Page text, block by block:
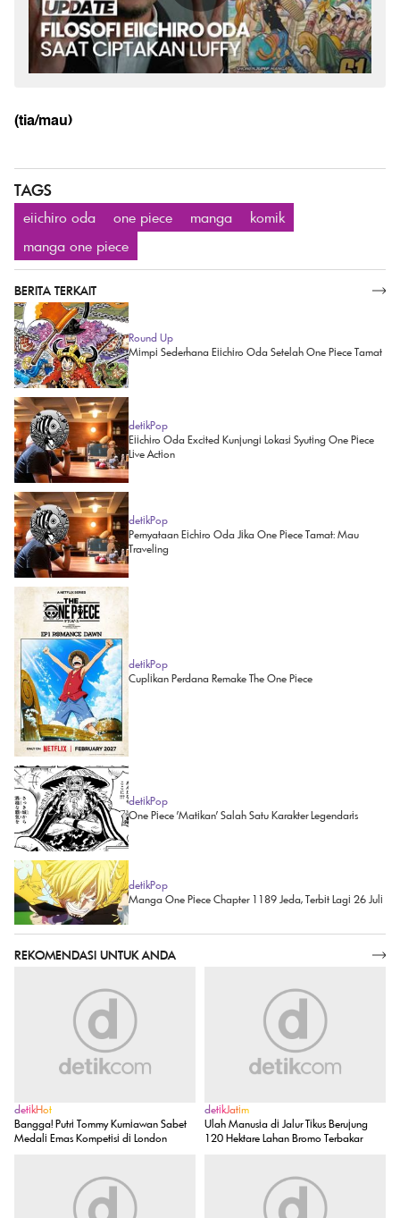
(tia/mau)
TAGS
eiichiro oda one piece manga
komik
manga one piece
BERITA TERKAIT
Round Up
Mimpi Sederhana Eiichiro Oda Setelah One Piece Tamat
detikPop
Eiichiro Oda Excited Kunjungi Lokasi Syuting One Piece
Live Action
detikPop
Pernyataan Eichiro Oda Jika One Piece Tamat: Mau
Traveling
detikPop
Cuplikan Perdana Remake The One Piece
detikPop
One Piece 'Matikan' Salah Satu Karakter Legendaris
detikPop
Manga One Piece Chapter 1189 Jeda, Terbit Lagi 26 Juli
REKOMENDASI UNTUK ANDA
detikHot
Bangga! Putri Tommy Kurniawan Sabet
Medali Emas Kompetisi di London
detikJatim
Ulah Manusia di Jalur Tikus Berujung
120 Hektare Lahan Bromo Terbakar